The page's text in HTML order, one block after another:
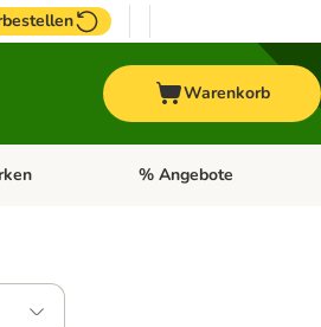
Warenkorb
öffnen: PferdKategorie-Menü öffnen:
% Angebote